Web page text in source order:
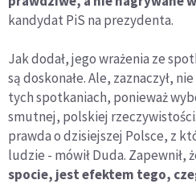
kandydat PiS na prezydenta.
Jak dodał, jego wrażenia ze
są doskonałe. Ale, zaznaczył,
tych spotkaniach, ponieważ
smutnej, polskiej
prawda o dzisiejszej Polsce, z
ludzie - mówił Duda. Zapewnił,
spocie, jest efektem tego,